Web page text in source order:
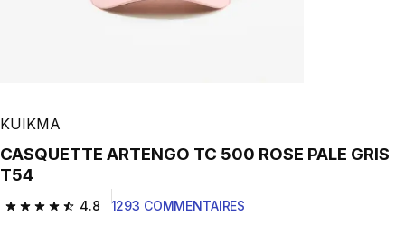
KUIKMA
CASQUETTE ARTENGO TC 500 ROSE PALE GRIS
T54
4.8
4.8 out of 5 stars from 1293 reviews
1293 COMMENTAIRES